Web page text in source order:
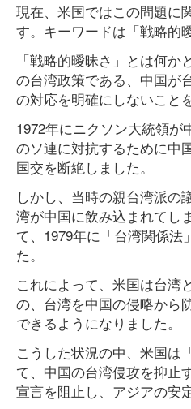
現在、米国ではこの問題に
す。キーワードは「戦略的
「戦略的曖昧さ」とは何
の台湾政策である、中国が
の対応を明確にしないこと
1972年にニクソン大統領が
のソ連に対抗するために中
国交を断絶しました。
しかし、当時の親台湾派の
湾が中国に飲み込まれてし
て、1979年に「台湾関係法
た。
これによって、米国は台湾
の、台湾を中国の侵略から
できるようになりました。
こうした状況の中、米国は
て、中国の台湾侵攻を抑止
宣言を阻止し、アジアの安